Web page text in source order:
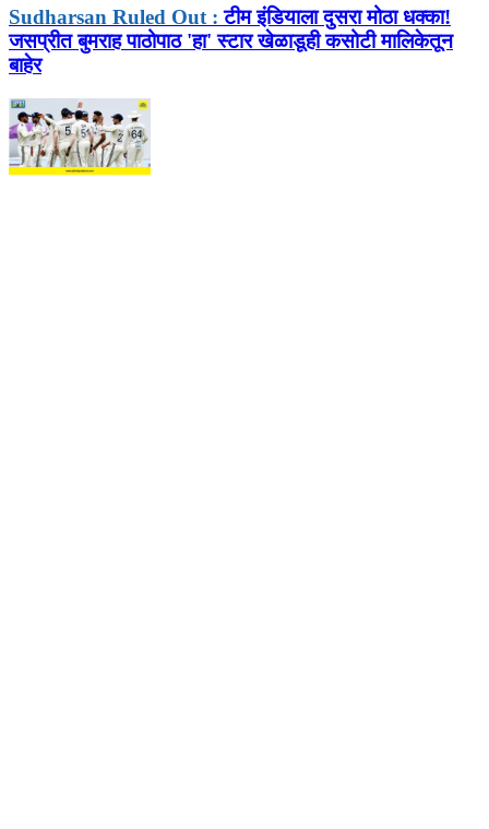
Sudharsan Ruled Out : टीम इंडियाला दुसरा मोठा धक्का!
जसप्रीत बुमराह पाठोपाठ 'हा' स्टार खेळाडूही कसोटी मालिकेतून
बाहेर